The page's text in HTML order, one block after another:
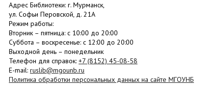
Адрес Библиотеки: г. Мурманск,
ул. Софьи Перовской, д. 21А
Режим работы:
Вторник – пятница: с 10:00 до 20:00
Суббота – воскресенье: c 12:00 до 20:00
Выходной день – понедельник
Телефон для справок: +7 (8152) 45-08-58
E-mail: ruslib@mgounb.ru
Политика обработки персональных данных на сайте МГОУНБ